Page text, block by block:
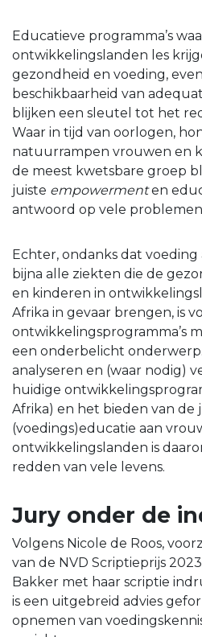
Educatieve programma’s
ontwikkelingslanden les
gezondheid en voeding,
beschikbaarheid van
blijken een sleutel tot het
Waar in tijd van oorlogen,
natuurrampen vrouwen en
de meest kwetsbare groep
juiste empowermenten
antwoord op vele
Echter, ondanks dat voeding
bijna alle ziekten die de
en kinderen in
Afrika in gevaar brengen, is
ontwikkelingsprogramma’s
een onderbelicht
analyseren en (waar nodig)
huidige
Afrika) en het bieden van de
(voedings)educatie aan
ontwikkelingslanden is
redden van vele levens.
Jury onder de
Volgens Nicole de Roos,
van de NVD Scriptieprijs
Bakker met haar scriptie
is een uitgebreid advies
opnemen van